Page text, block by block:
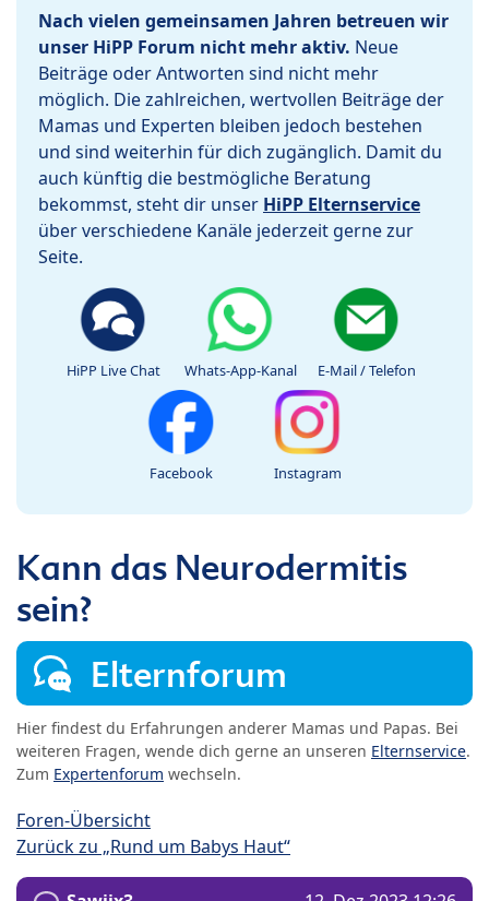
Nach vielen gemeinsamen Jahren betreuen wir
unser HiPP Forum nicht mehr aktiv. Neue
Beiträge oder Antworten sind nicht mehr
möglich. Die zahlreichen, wertvollen Beiträge der
Mamas und Experten bleiben jedoch bestehen
und sind weiterhin für dich zugänglich. Damit du
auch künftig die bestmögliche Beratung
bekommst, steht dir unser HiPP Elternservice
über verschiedene Kanäle jederzeit gerne zur
Seite.
HiPP Live Chat Whats-App-Kanal E-Mail / Telefon
Facebook Instagram
Kann das Neurodermitis
sein?
Elternforum
Hier findest du Erfahrungen anderer Mamas und Papas. Bei
weiteren Fragen, wende dich gerne an unseren Elternservice.
Zum Expertenforum wechseln.
Foren-Übersicht
Zurück zu „Rund um Babys Haut“